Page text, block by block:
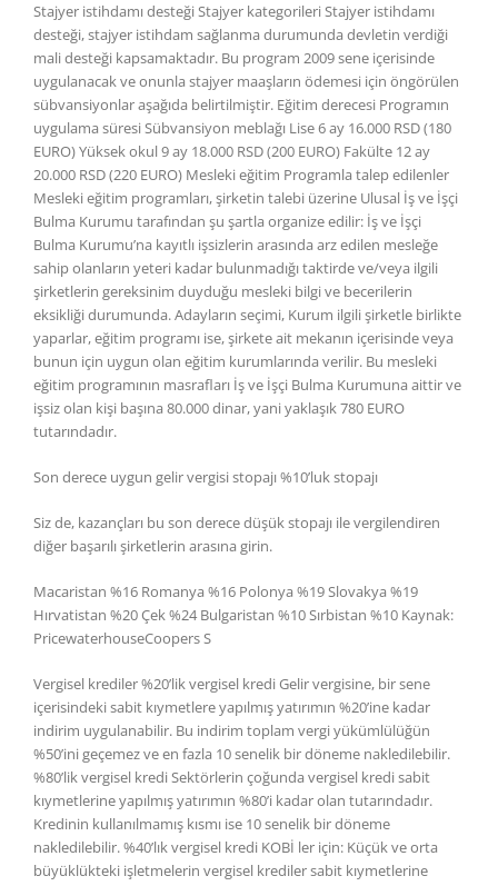
Stajyer istihdamı desteği Stajyer kategorileri Stajyer istihdamı
desteği, stajyer istihdam sağlanma durumunda devletin verdiği
mali desteği kapsamaktadır. Bu program 2009 sene içerisinde
uygulanacak ve onunla stajyer maaşların ödemesi için öngörülen
sübvansiyonlar aşağıda belirtilmiştir. Eğitim derecesi Programın
uygulama süresi Sübvansiyon meblağı Lise 6 ay 16.000 RSD (180
EURO) Yüksek okul 9 ay 18.000 RSD (200 EURO) Fakülte 12 ay
20.000 RSD (220 EURO) Mesleki eğitim Programla talep edilenler
Mesleki eğitim programları, şirketin talebi üzerine Ulusal İş ve İşçi
Bulma Kurumu tarafından şu şartla organize edilir: İş ve İşçi
Bulma Kurumu’na kayıtlı işsizlerin arasında arz edilen mesleğe
sahip olanların yeteri kadar bulunmadığı taktirde ve/veya ilgili
şirketlerin gereksinim duyduğu mesleki bilgi ve becerilerin
eksikliği durumunda. Adayların seçimi, Kurum ilgili şirketle birlikte
yaparlar, eğitim programı ise, şirkete ait mekanın içerisinde veya
bunun için uygun olan eğitim kurumlarında verilir. Bu mesleki
eğitim programının masrafları İş ve İşçi Bulma Kurumuna aittir ve
işsiz olan kişi başına 80.000 dinar, yani yaklaşık 780 EURO
tutarındadır.
Son derece uygun gelir vergisi stopajı %10’luk stopajı
Siz de, kazançları bu son derece düşük stopajı ile vergilendiren
diğer başarılı şirketlerin arasına girin.
Macaristan %16 Romanya %16 Polonya %19 Slovakya %19
Hırvatistan %20 Çek %24 Bulgaristan %10 Sırbistan %10 Kaynak:
PricewaterhouseCoopers S
Vergisel krediler %20’lik vergisel kredi Gelir vergisine, bir sene
içerisindeki sabit kıymetlere yapılmış yatırımın %20’ine kadar
indirim uygulanabilir. Bu indirim toplam vergi yükümlülüğün
%50’ini geçemez ve en fazla 10 senelik bir döneme nakledilebilir.
%80’lik vergisel kredi Sektörlerin çoğunda vergisel kredi sabit
kıymetlerine yapılmış yatırımın %80’i kadar olan tutarındadır.
Kredinin kullanılmamış kısmı ise 10 senelik bir döneme
nakledilebilir. %40’lık vergisel kredi KOBİ ler için: Küçük ve orta
büyüklükteki işletmelerin vergisel krediler sabit kıymetlerine